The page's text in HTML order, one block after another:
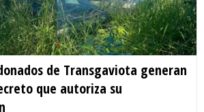
de Transgaviota generan
que autoriza su